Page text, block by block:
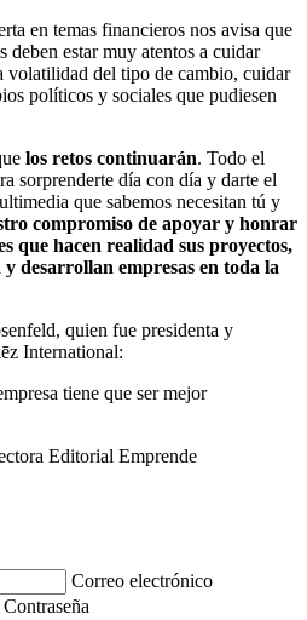
en temas financieros nos avisa que
deben estar muy atentos a cuidar
volatilidad del tipo de cambio, cuidar
políticos y sociales que pudiesen
los retos continuarán. Todo el
sorprenderte día con día y darte el
que sabemos necesitan tú y
compromiso de apoyar y honrar
que hacen realidad sus proyectos,
desarrollan empresas en toda la
quien fue presidenta y
International:
tiene que ser mejor
Editorial Emprende
Correo electrónico
Contraseña